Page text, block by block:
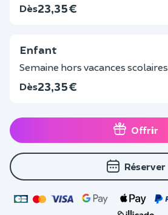
Dès23,35 €
Enfant
Semaine hors vacances scolaires
Dès23,35 €
Offrir
Réserver